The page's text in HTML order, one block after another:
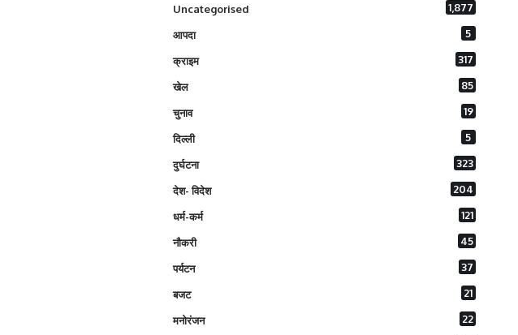
Uncategorised 1,877
आपदा 5
क्राइम 317
खेल 85
चुनाव 19
दिल्ली 5
दुर्घटना 323
देश- विदेश 204
धर्म-कर्म 121
नौकरी 45
पर्यटन 37
बजट 21
मनोरंजन 22